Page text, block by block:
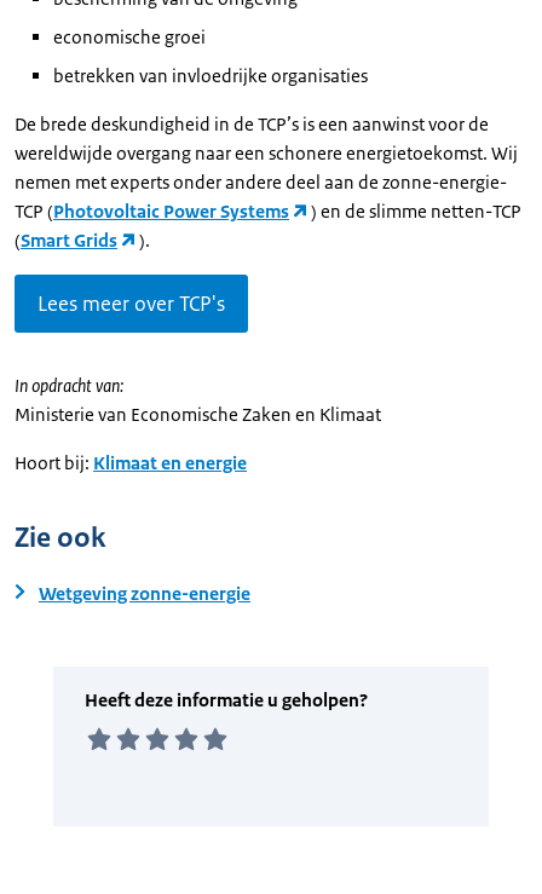
economische groei
betrekken van invloedrijke organisaties
De brede deskundigheid in de TCP’s is een aanwinst voor de
wereldwijde overgang naar een schonere energietoekomst. Wij
nemen met experts onder andere deel aan de zonne-energie-
TCP (Photovoltaic Power Systems
) en de slimme netten-TCP
(Smart Grids ).
Lees meer over TCP's
In opdracht van:
Ministerie van Economische Zaken en Klimaat
Hoort bij: Klimaat en energie
Zie ook
Wetgeving zonne-energie